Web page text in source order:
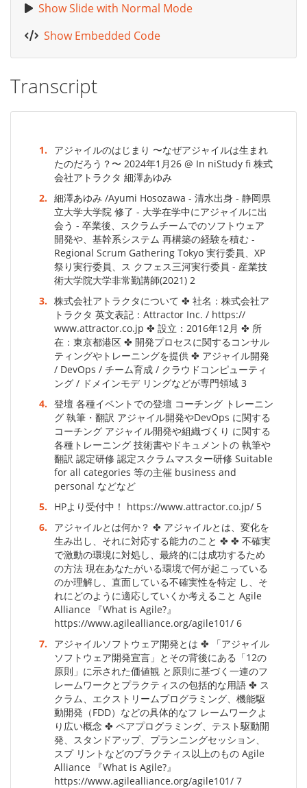
Show Slide with Normal Mode
Show Embedded Code
Transcript
1. アジャイルのはじまり 〜なぜアジャイルは生まれ
たのだろう？〜 2024年1月26 @ In niStudy fi 株式
会社アトラクタ 細澤あゆみ
2. 細澤あゆみ /Ayumi Hosozawa - 清水出身 - 静岡県
立大学大学院 修了 - 大学在学中にアジャイルに出
会う - 卒業後、スクラムチームでのソフトウェア
開発や、基幹系システム 再構築の経験を積む -
Regional Scrum Gathering Tokyo 実行委員、XP
祭り実行委員、ス クフェス三河実行委員 - 産業技
術大学院大学非常勤講師(2021) 2
3. 株式会社アトラクタについて ✤ 社名：株式会社ア
トラクタ 英文表記：Attractor Inc. / https://
www.attractor.co.jp ✤ 設立：2016年12月 ✤ 所
在：東京都港区 ✤ 開発プロセスに関するコンサル
ティングやトレーニングを提供 ✤ アジャイル開発
/ DevOps / チーム育成 / クラウドコンピューティ
ング / ドメインモデ リングなどが専門領域 3
4. 登壇 各種イベントでの登壇 コーチング トレーニン
グ 執筆・翻訳 アジャイル開発やDevOps に関する
コーチング アジャイル開発や組織づくり に関する
各種トレーニング 技術書やドキュメントの 執筆や
翻訳 認定研修 認定スクラムマスター研修 Suitable
for all categories 等の主催 business and
personal などなど
5. HPより受付中！ https://www.attractor.co.jp/ 5
6. アジャイルとは何か？ ✤ アジャイルとは、変化を
生み出し、それに対応する能力のこと ✤ ✤ 不確実
で激動の環境に対処し、最終的には成功するため
の方法 現在あなたがいる環境で何が起こっている
のか理解し、直面している不確実性を特定 し、そ
れにどのように適応していくか考えること Agile
Alliance 『What is Agile?』
https://www.agilealliance.org/agile101/ 6
7. アジャイルソフトウェア開発とは ✤ 「アジャイル
ソフトウェア開発宣言」とその背後にある「12の
原則」に示された価値観 と原則に基づく一連のフ
レームワークとプラクティスの包括的な用語 ✤ ス
クラム、エクストリームプログラミング、機能駆
動開発（FDD）などの具体的なフ レームワークよ
り広い概念 ✤ ペアプログラミング、テスト駆動開
発、スタンドアップ、プランニングセッション、
スプ リントなどのプラクティス以上のもの Agile
Alliance 『What is Agile?』
https://www.agilealliance.org/agile101/ 7